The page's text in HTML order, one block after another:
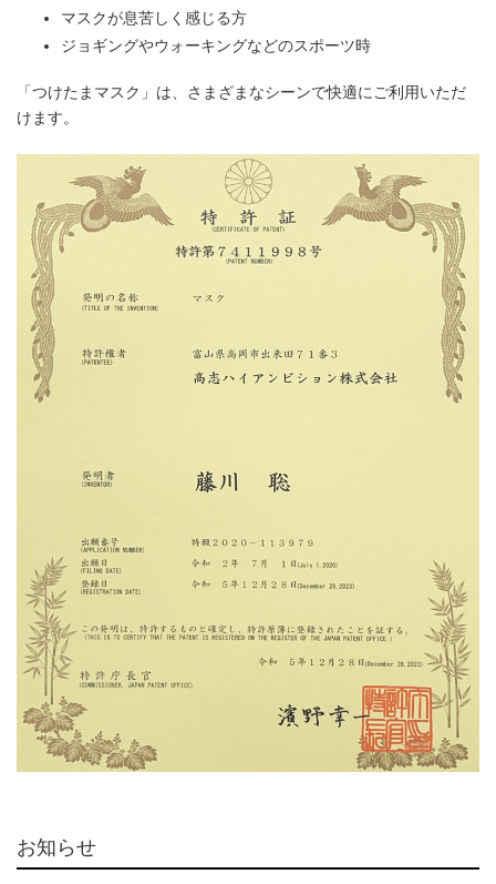
マスクが息苦しく感じる方
ジョギングやウォーキングなどのスポーツ時
「つけたまマスク」は、さまざまなシーンで快適にご利用いただ
けます。
お知らせ